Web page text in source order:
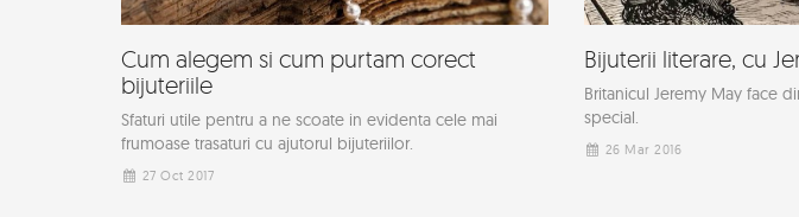
Cum alegem si cum purtam corect
bijuteriile
Sfaturi utile pentru a ne scoate in evidenta cele mai
frumoase trasaturi cu ajutorul bijuteriilor.
27 Oct 2017
Bijuterii literare, cu
Britanicul Jeremy May face
special.
26 Mar 2016